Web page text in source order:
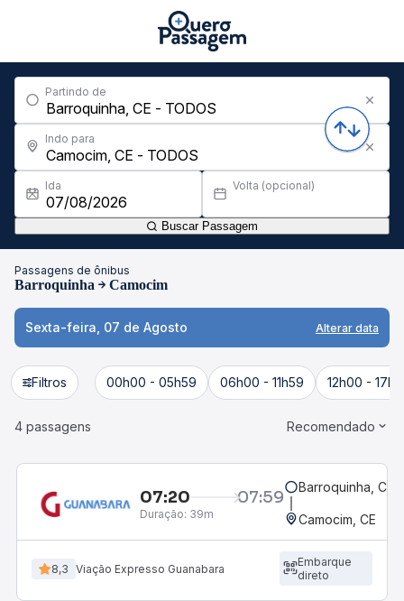
Partindo de
Indo para
Ida Volta (opcional)
Buscar Passagem
Passagens de ônibus
Barroquinha Camocim
Sexta-feira, 07 de Agosto Alterar data
Filtros 00h00 - 05h59 06h00 - 11h59 12h00 -
4 passagens Recomendado
07:20 07:59
Duração: 39m
Barroquinha, CE
Camocim, CE
8,3 Viação Expresso Guanabara
Embarque
direto